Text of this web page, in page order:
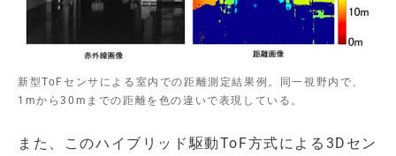
新型ToFセンサによる室内での距離測定結果例。同一視野内で、
1mから30mまでの距離を色の違いで表現している。
また、このハイブリッド駆動ToF方式による3Dセン